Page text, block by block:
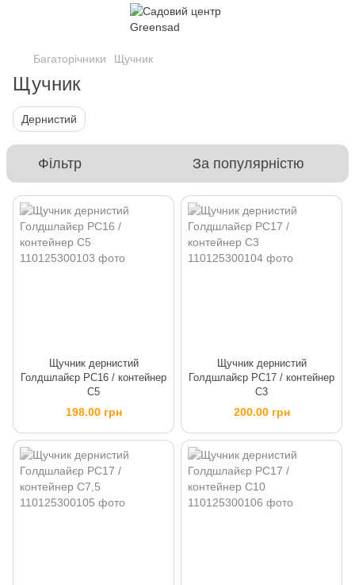
Багаторічники Щучник
Щучник
Дернистий
Фільтр За популярністю
Щучник дернистий
Голдшлайєр PC16 / контейнер
C5
198.00 грн
Щучник дернистий
Голдшлайєр PC17 / контейнер
C3
200.00 грн